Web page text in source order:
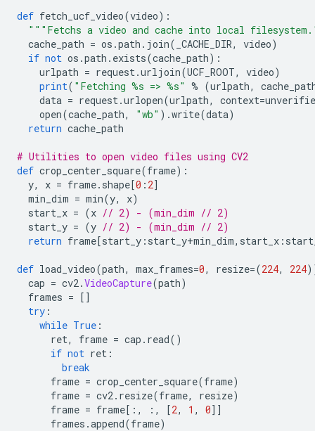
def fetch_ucf_video(video):
"""Fetchs a video and cache into local
cache_path = os .path . join( _CACHE_DIR, video)
if not os .path . exists(cache_path):
urlpath = request.urljoin(UCF_ROOT, video)
print( "Fetching %s => %s" % (urlpath,
data = request.urlopen(urlpath, context=
open(cache_path, "wb" ).write(data)
return cache_path
# Utilities to open video files using CV2
def crop_center_square(frame):
y, x = frame. shape[0 : 2]
min_dim = min(y, x)
start_x = (x // 2) - (min_dim // 2)
start_y = (y // 2) - (min_dim // 2)
return frame[start_y : start_y+min_dim, start_x :
def load_video(path, max_frames=0, resize=(224, 224
cap = cv2.VideoCapture(path)
frames = []
try :
while True :
ret, frame = cap . read()
if not ret :
break
frame = crop_center_square(frame)
frame = cv2. resize(frame, resize)
frame = frame[:, :, [2, 1 , 0]]
frames .append(frame)